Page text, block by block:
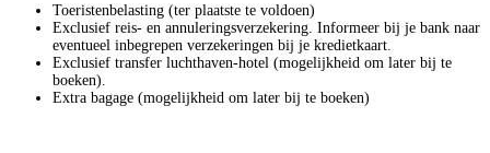
Toeristenbelasting (ter plaatste te voldoen)
Exclusief reis- en annuleringsverzekering. Informeer bij je bank naar
eventueel inbegrepen verzekeringen bij je kredietkaart.
Exclusief transfer luchthaven-hotel (mogelijkheid om later bij te
boeken).
Extra bagage (mogelijkheid om later bij te boeken)